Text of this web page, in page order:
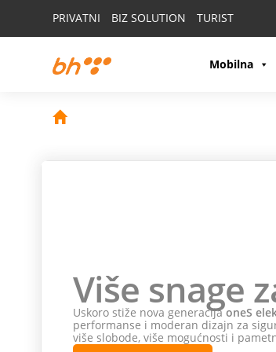
PRIVATNI BIZ SOLUTION TURIST
Mobilna
Više snage
Uskoro stiže nova generacijaoneS
performanse i moderan dizajn za
više slobode, više mogućnosti i